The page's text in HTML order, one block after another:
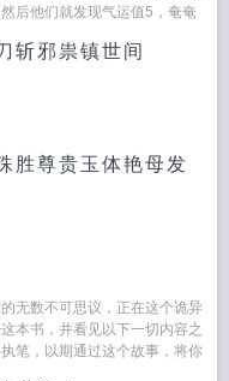
后他们就发现气运值5，奄奄
斩邪祟镇世间
胜尊贵玉体艳母发
无数不可思议，正在这个诡异
本书，并看见以下一切内容之
笔，以期通过这个故事，将你